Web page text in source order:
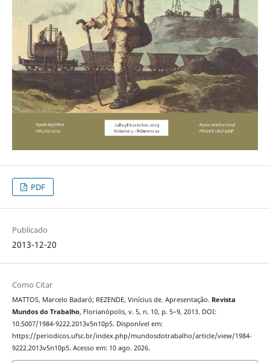
PDF
Publicado
2013-12-20
Como Citar
MATTOS, Marcelo Badaró; REZENDE, Vinícius de. Apresentação. Revista
Mundos do Trabalho, Florianópolis, v. 5, n. 10, p. 5–9, 2013. DOI:
10.5007/1984-9222.2013v5n10p5. Disponível em:
https://periodicos.ufsc.br/index.php/mundosdotrabalho/article/view/1984-
9222.2013v5n10p5. Acesso em: 10 ago. 2026.